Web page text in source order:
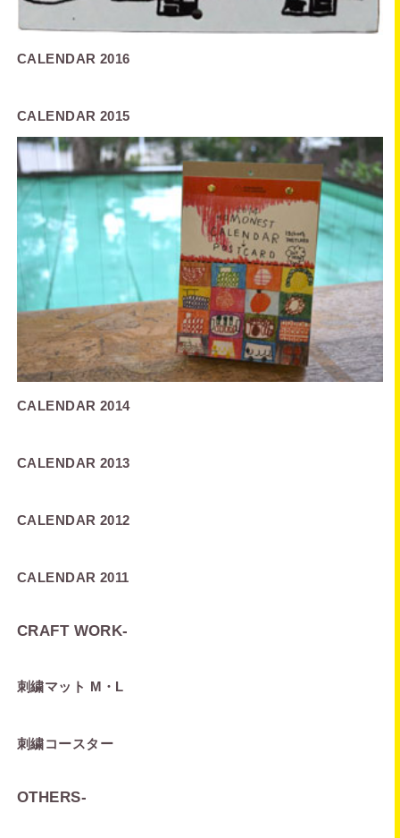
CALENDAR 2016
CALENDAR 2015
CALENDAR 2014
CALENDAR 2013
CALENDAR 2012
CALENDAR 2011
CRAFT WORK-
刺繍マット M・L
刺繍コースター
OTHERS-